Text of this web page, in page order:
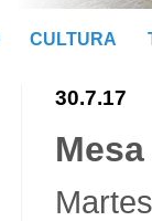
CULTURA
30.7.17